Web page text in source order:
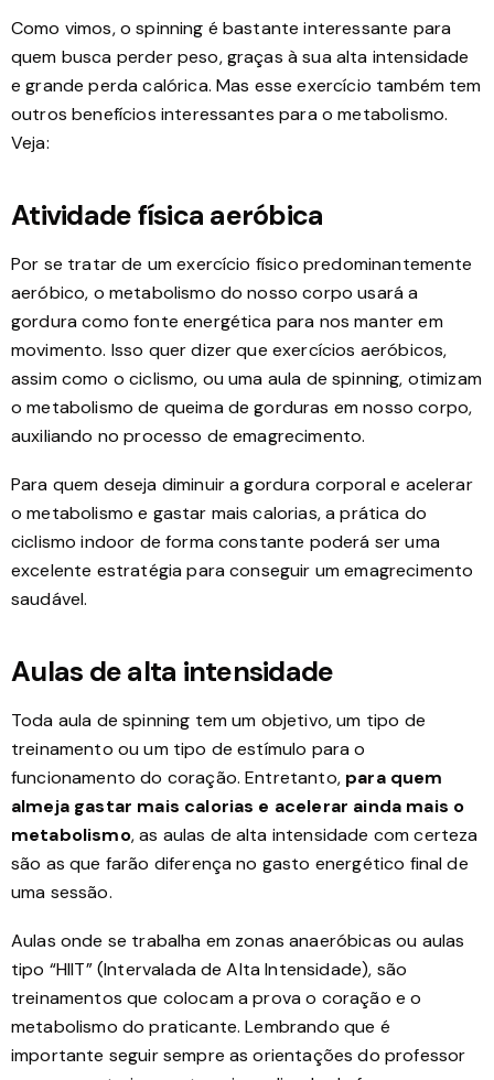
Como vimos, o spinning é bastante interessante para
quem busca perder peso, graças à sua alta intensidade
e grande perda calórica. Mas esse exercício também tem
outros benefícios interessantes para o metabolismo.
Veja:
Atividade física aeróbica
Por se tratar de um exercício físico predominantemente
aeróbico, o metabolismo do nosso corpo usará a
gordura como fonte energética para nos manter em
movimento. Isso quer dizer que exercícios aeróbicos,
assim como o ciclismo, ou uma aula de spinning, otimizam
o metabolismo de queima de gorduras em nosso corpo,
auxiliando no processo de emagrecimento.
Para quem deseja diminuir a gordura corporal e acelerar
o metabolismo e gastar mais calorias, a prática do
ciclismo indoor de forma constante poderá ser uma
excelente estratégia para conseguir um emagrecimento
saudável.
Aulas de alta intensidade
Toda aula de spinning tem um objetivo, um tipo de
treinamento ou um tipo de estímulo para o
funcionamento do coração. Entretanto, para quem
almeja gastar mais calorias e acelerar ainda mais o
metabolismo, as aulas de alta intensidade com certeza
são as que farão diferença no gasto energético final de
uma sessão.
Aulas onde se trabalha em zonas anaeróbicas ou aulas
tipo “HIIT” (Intervalada de Alta Intensidade), são
treinamentos que colocam a prova o coração e o
metabolismo do praticante. Lembrando que é
importante seguir sempre as orientações do professor